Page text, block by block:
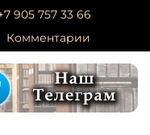
905 757 33 66
Комментарии